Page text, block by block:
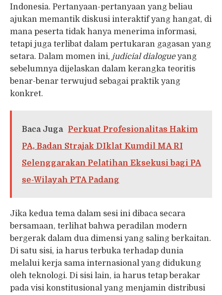
Indonesia. Pertanyaan-pertanyaan yang beliau
ajukan memantik diskusi interaktif yang hangat, di
mana peserta tidak hanya menerima informasi,
tetapi juga terlibat dalam pertukaran gagasan yang
setara. Dalam momen ini, judicial dialogueyang
sebelumnya dijelaskan dalam kerangka teoritis
benar-benar terwujud sebagai praktik yang
konkret.
Baca Juga
Perkuat Profesionalitas Hakim
PA, Badan Strajak DIklat Kumdil MA RI
Selenggarakan Pelatihan Eksekusi bagi PA
se-Wilayah PTA Padang
Jika kedua tema dalam sesi ini dibaca secara
bersamaan, terlihat bahwa peradilan modern
bergerak dalam dua dimensi yang saling berkaitan.
Di satu sisi, ia harus terbuka terhadap dunia
melalui kerja sama internasional yang didukung
oleh teknologi. Di sisi lain, ia harus tetap berakar
pada visi konstitusional yang menjamin distribusi